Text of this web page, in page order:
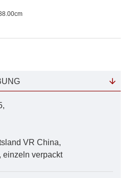
VR China,
einzeln verpackt